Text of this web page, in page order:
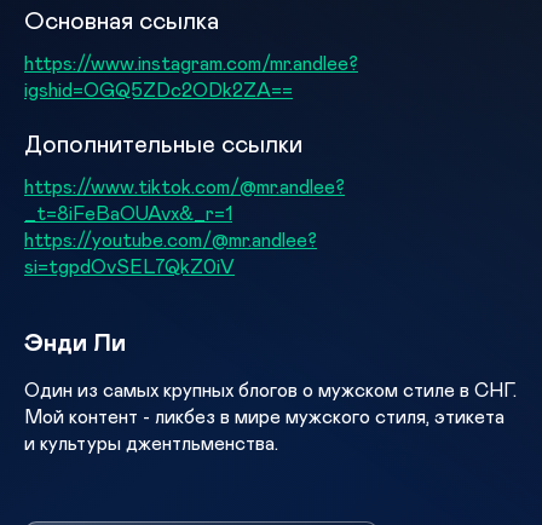
Основная ссылка
https://www.instagram.com/mr.andlee?
igshid=OGQ5ZDc2ODk2ZA==
Дополнительные ссылки
https://www.tiktok.com/@mr.andlee?
_t=8iFeBaOUAvx&_r=1
https://youtube.com/@mr.andlee?
si=tgpdOvSEL7QkZ0iV
Энди Ли
Один из самых крупных блогов о мужском стиле в СНГ.
Мой контент - ликбез в мире мужского стиля, этикета
и культуры джентльменства.